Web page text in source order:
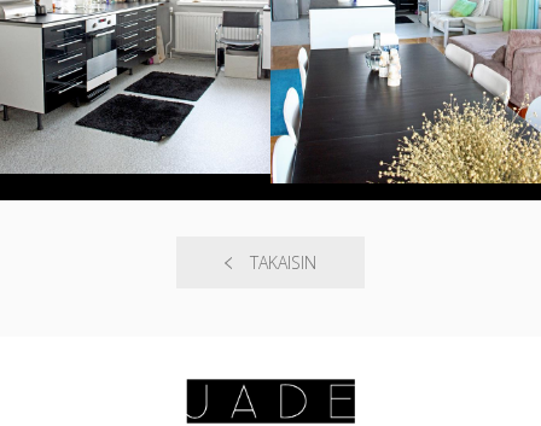
TAKAISIN